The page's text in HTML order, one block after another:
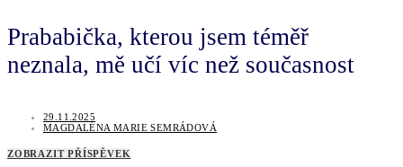
Prababička, kterou jsem téměř
neznala, mě učí víc než současnost
29.11.2025
MAGDALÉNA MARIE SEMRÁDOVÁ
ZOBRAZIT PŘÍSPĚVEK